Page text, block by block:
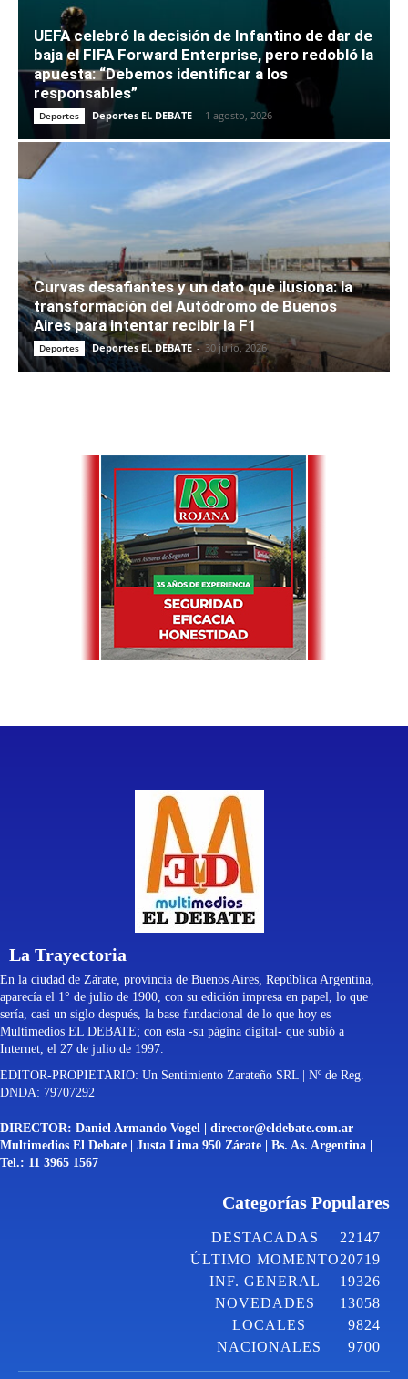
UEFA celebró la decisión de Infantino de dar de
baja el FIFA Forward Enterprise, pero redobló la
apuesta: “Debemos identificar a los
responsables”
Deportes Deportes EL DEBATE - 1 agosto, 2026
Curvas desafiantes y un dato que ilusiona: la
transformación del Autódromo de Buenos
Aires para intentar recibir la F1
Deportes Deportes EL DEBATE - 30 julio, 2026
La Trayectoria
En la ciudad de Zárate, provincia de Buenos Aires, República Argentina,
aparecía el 1° de julio de 1900, con su edición impresa en papel, lo que
sería, casi un siglo después, la base fundacional de lo que hoy es
Multimedios EL DEBATE; con esta -su página digital- que subió a
Internet, el 27 de julio de 1997.
EDITOR-PROPIETARIO: Un Sentimiento Zarateño SRL | Nº de Reg.
DNDA: 79707292
DIRECTOR: Daniel Armando Vogel | director@eldebate.com.ar
Multimedios El Debate | Justa Lima 950 Zárate | Bs. As. Argentina |
Tel.: 11 3965 1567
Categorías Populares
DESTACADAS
22147
ÚLTIMO MOMENTO20719
INF. GENERAL
19326
NOVEDADES
13058
LOCALES
9824
NACIONALES
9700